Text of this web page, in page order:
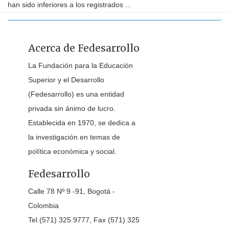
han sido inferiores a los registrados ...
Acerca de Fedesarrollo
La Fundación para la Educación
Superior y el Desarrollo
(Fedesarrollo) es una entidad
privada sin ánimo de lucro.
Establecida en 1970, se dedica a
la investigación en temas de
política económica y social.
Fedesarrollo
Calle 78 Nº 9 -91, Bogotá -
Colombia
Tel (571) 325 9777, Fax (571) 325